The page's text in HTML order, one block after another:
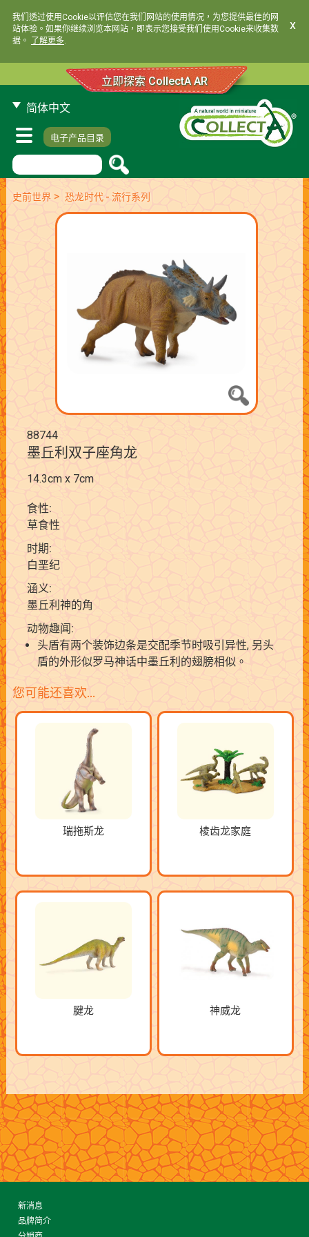
我们透过使用Cookie以评估您在我们网站的使用情况，为您提供最佳的网
站体验。如果你继续浏览本网站，即表示您接受我们使用Cookie来收集数
据。
了解更多.
x
立即探索 CollectA AR
简体中文
电子产品目录
史前世界> 恐龙时代 - 流行系列
88744
墨丘利双子座角龙
14.3cm x 7cm
食性:
草食性
时期:
白垩纪
涵义:
墨丘利神的角
动物趣闻:
头盾有两个装饰边条是交配季节时吸引异性, 另头
盾的外形似罗马神话中墨丘利的翅膀相似。
您可能还喜欢…
瑞拖斯龙 棱齿龙家庭
腱龙 神威龙
新消息
品牌简介